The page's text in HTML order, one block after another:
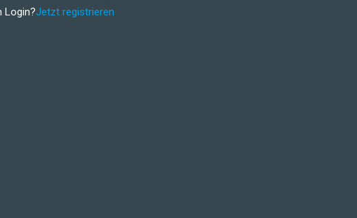
Login?Jetzt registrieren